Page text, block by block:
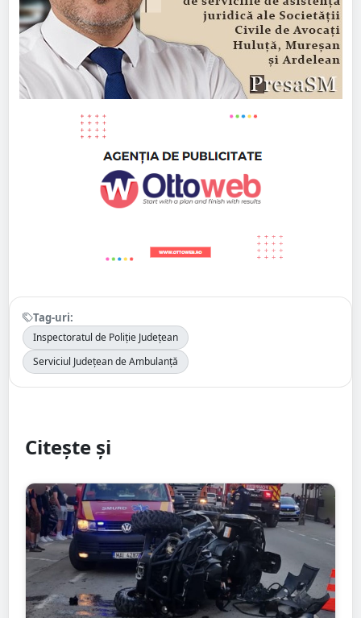
Tag-uri:
Inspectoratul de Poliție Județean
Serviciul Județean de Ambulanță
Citește și